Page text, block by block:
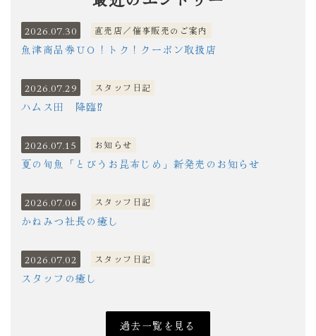
2026.07.30 直売店／催事販売のご案内
魚津商品券ＵＯ！トク！クーポン取扱店
2026.07.29 スタッフ日記
ハムス田 降臨⁉
2026.07.15 お知らせ
夏の旬魚「とびうお昆布じめ」新発売のお知らせ
2026.07.06 スタッフ日記
かねみつ社長の癒し
2026.07.02 スタッフ日記
スタッフの癒し
過去一覧を見る